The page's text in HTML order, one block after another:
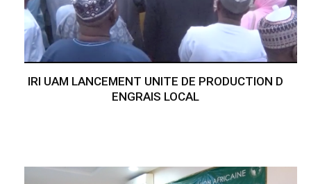
IRI UAM LANCEMENT UNITE DE PRODUCTION D
ENGRAIS LOCAL